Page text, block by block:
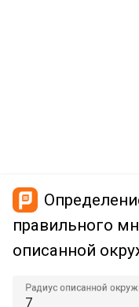
правильного
описанной
Радиус описанной